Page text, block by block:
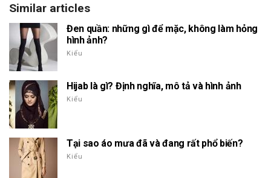
Similar articles
Đen quần: những gì để mặc, không làm hỏng
hình ảnh?
Kiểu
Hijab là gì? Định nghĩa, mô tả và hình ảnh
Kiểu
Tại sao áo mưa đã và đang rất phổ biến?
Kiểu